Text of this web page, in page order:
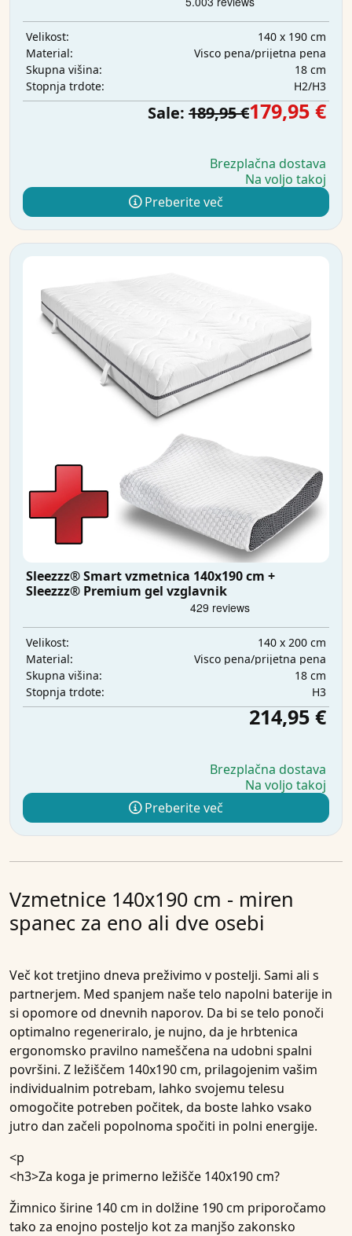
Velikost:
140 x 190 cm
Material:
Visco pena/prijetna pena
Skupna višina:
18 cm
Stopnja trdote:
H2/H3
Sale: 189,95 €179,95 €
Brezplačna dostava
Na voljo takoj
Preberite več
Sleezzz® Smart vzmetnica 140x190 cm +
Sleezzz® Premium gel vzglavnik
Velikost:
140 x 200 cm
Material:
Visco pena/prijetna pena
Skupna višina:
18 cm
Stopnja trdote:
H3
214,95 €
Brezplačna dostava
Na voljo takoj
Preberite več
Vzmetnice 140x190 cm - miren
spanec za eno ali dve osebi
Več kot tretjino dneva preživimo v postelji. Sami ali s
partnerjem. Med spanjem naše telo napolni baterije in
si opomore od dnevnih naporov. Da bi se telo ponoči
optimalno regeneriralo, je nujno, da je hrbtenica
ergonomsko pravilno nameščena na udobni spalni
površini. Z ležiščem 140x190 cm, prilagojenim vašim
individualnim potrebam, lahko svojemu telesu
omogočite potreben počitek, da boste lahko vsako
jutro dan začeli popolnoma spočiti in polni energije.
<p
<h3>Za koga je primerno ležišče 140x190 cm?
Žimnico širine 140 cm in dolžine 190 cm priporočamo
tako za enojno posteljo kot za manjšo zakonsko